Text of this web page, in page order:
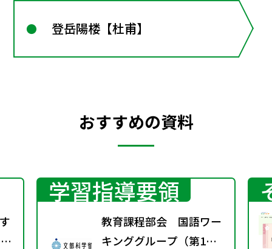
登岳陽楼【杜甫】
おすすめの資料
学習指導要領
教育課程部会 国語ワー
キンググループ（第1